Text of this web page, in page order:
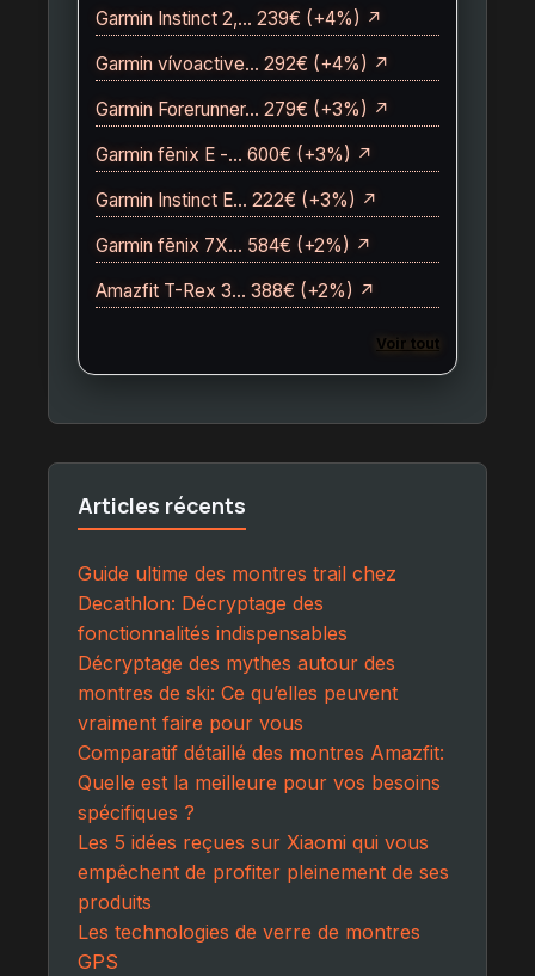
Garmin Instinct 2,… 239€ (+4%) ↗
Garmin vívoactive… 292€ (+4%) ↗
Garmin Forerunner… 279€ (+3%) ↗
Garmin fēnix E -… 600€ (+3%) ↗
Garmin Instinct E… 222€ (+3%) ↗
Garmin fēnix 7X… 584€ (+2%) ↗
Amazfit T-Rex 3… 388€ (+2%) ↗
Voir tout
Articles récents
Guide ultime des montres trail chez
Decathlon: Décryptage des
fonctionnalités indispensables
Décryptage des mythes autour des
montres de ski: Ce qu’elles peuvent
vraiment faire pour vous
Comparatif détaillé des montres Amazfit:
Quelle est la meilleure pour vos besoins
spécifiques ?
Les 5 idées reçues sur Xiaomi qui vous
empêchent de profiter pleinement de ses
produits
Les technologies de verre de montres
GPS